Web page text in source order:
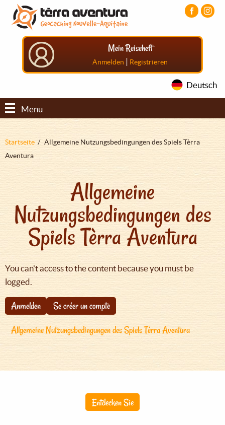
Direkt
zum
Inhalt
Aller
menu
principal
Aller
pied
Mein Reiseheft
Anmelden | Registrieren
Deutsch
Menu
Pfadnavigation
Startseite
Allgemeine Nutzungsbedingungen des Spiels Tèrra
Aventura
Allgemeine
Nutzungsbedingungen des
Spiels Tèrra Aventura
You can't access to the content because you must be
logged.
Anmelden
Se créer un compte
Allgemeine Nutzungsbedingungen des Spiels Tèrra Aventura
Entdecken Sie